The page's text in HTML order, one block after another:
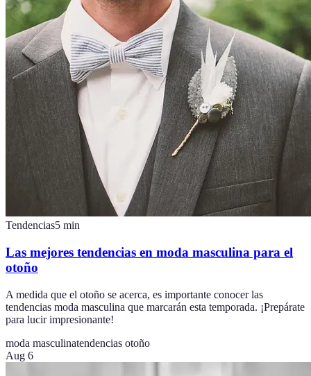
Tendencias5 min
Las mejores tendencias en moda masculina para el
otoño
A medida que el otoño se acerca, es importante conocer las
tendencias moda masculina que marcarán esta temporada. ¡Prepárate
para lucir impresionante!
moda masculinatendencias otoño
Aug 6